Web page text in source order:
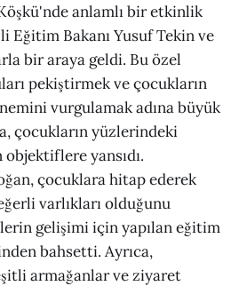
anlamlı bir etkinlik
Eğitim Bakanı Yusuf Tekin ve
bir araya geldi. Bu özel
pekiştirmek ve çocukların
vurgulamak adına büyük
çocukların yüzlerindeki
yansıdı.
çocuklara hitap ederek
varlıkları olduğunu
gelişimi için yapılan eğitim
bahsetti. Ayrıca,
armağanlar ve ziyaret